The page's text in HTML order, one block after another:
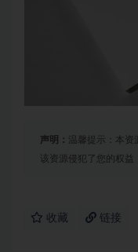
声明： 温馨提示：本资
该资源侵犯了您的权益
收藏 链接